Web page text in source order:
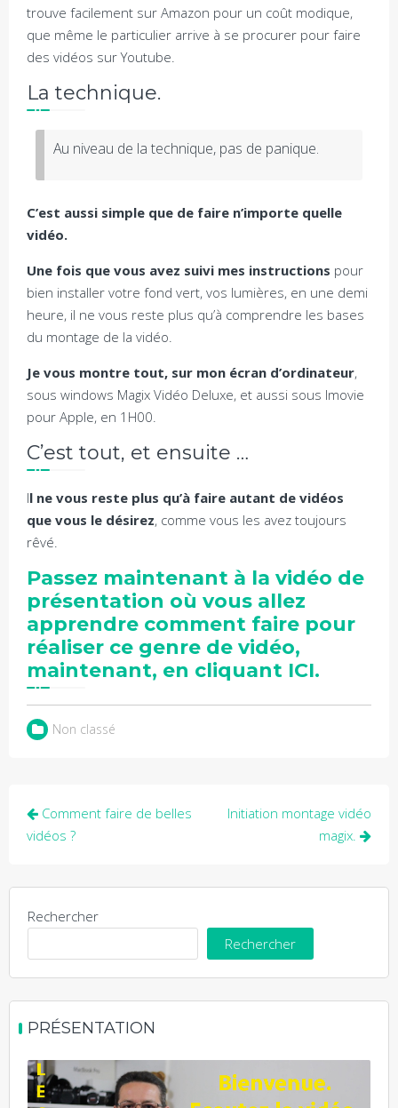
trouve facilement sur Amazon pour un coût modique,
que même le particulier arrive à se procurer pour faire
des vidéos sur Youtube.
La technique.
Au niveau de la technique, pas de panique.
C’est aussi simple que de faire n’importe quelle
vidéo.
Une fois que vous avez suivi mes instructions pour
bien installer votre fond vert, vos lumières, en une demi
heure, il ne vous reste plus qu’à comprendre les bases
du montage de la vidéo.
Je vous montre tout, sur mon écran d’ordinateur,
sous windows Magix Vidéo Deluxe, et aussi sous Imovie
pour Apple, en 1H00.
C’est tout, et ensuite …
Il ne vous reste plus qu’à faire autant de vidéos
que vous le désirez, comme vous les avez toujours
rêvé.
Passez maintenant à la vidéo de
présentation où vous allez
apprendre comment faire pour
réaliser ce genre de vidéo,
maintenant, en cliquant ICI.
Non classé
Navigation
de
Comment faire de belles
vidéos ?
Initiation montage vidéo
magix.
Rechercher
Rechercher
PRÉSENTATION